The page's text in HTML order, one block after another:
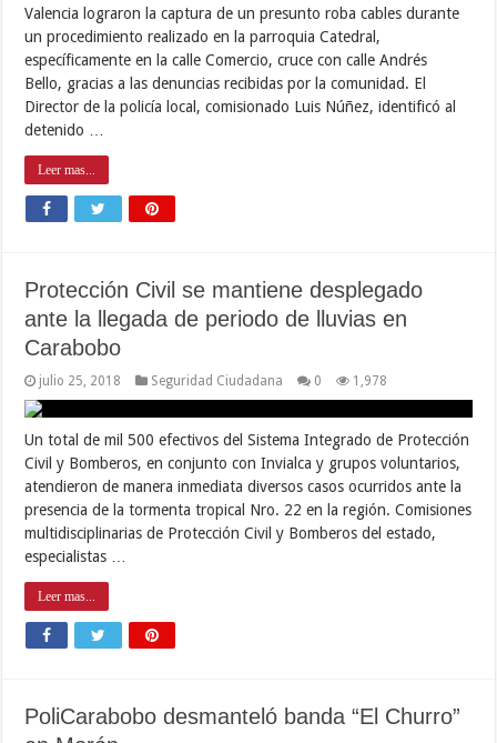
Valencia lograron la captura de un presunto roba cables durante
un procedimiento realizado en la parroquia Catedral,
específicamente en la calle Comercio, cruce con calle Andrés
Bello, gracias a las denuncias recibidas por la comunidad. El
Director de la policía local, comisionado Luis Núñez, identificó al
detenido …
Leer mas...
Protección Civil se mantiene desplegado
ante la llegada de periodo de lluvias en
Carabobo
julio 25, 2018 Seguridad Ciudadana 0 1,978
Un total de mil 500 efectivos del Sistema Integrado de Protección
Civil y Bomberos, en conjunto con Invialca y grupos voluntarios,
atendieron de manera inmediata diversos casos ocurridos ante la
presencia de la tormenta tropical Nro. 22 en la región. Comisiones
multidisciplinarias de Protección Civil y Bomberos del estado,
especialistas …
Leer mas...
PoliCarabobo desmanteló banda “El Churro”